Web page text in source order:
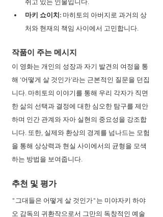
쥐고 있는 인물입니다.
마키 쇼이치: 마히토의 아버지로 과거의 상
처와 현재의 책임 사이에서 고민합니다.
작품이 주는 메시지
이 영화는 개인의 성장과 자기 발견의 여정을 통
해 '어떻게 살 것인가'라는 근본적인 질문을 던집
니다. 마히토의 이야기를 통해 우리 각자가 직면
한 삶의 선택과 결정에 대한 심오한 탐구를 제안
하며 인간 관계와 자아 실현의 중요성을 강조합
니다. 또한, 실제와 환상의 경계를 넘나드는 모험
을 통해 상상력과 현실 사이에서의 균형을 모색
하는 방법을 보여줍니다.
추천 및 평가
"그대들은 어떻게 살 것인가"는 미야자키 하야
오 감독의 귀환작으로서 그만의 독창적인 예술